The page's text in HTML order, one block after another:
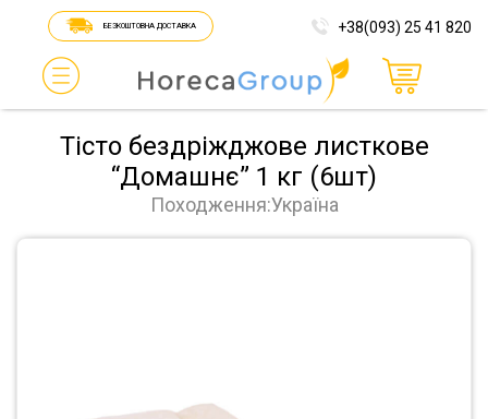
БЕЗКОШТОВНА ДОСТАВКА +38(093) 25 41 820
Тісто бездріжджове листкове
“Домашнє” 1 кг (6шт)
Походження:Україна